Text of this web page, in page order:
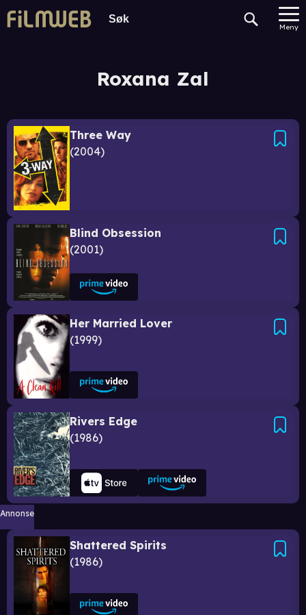
Meny
Roxana Zal
Three Way
2004
Blind Obsession
2001
Her Married Lover
1999
Rivers Edge
1986
Annonse
Shattered Spirits
1986